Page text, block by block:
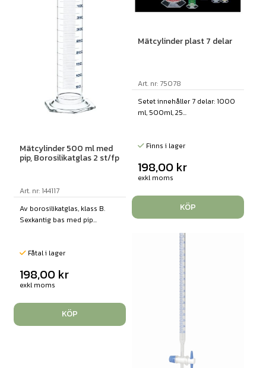
Mätcylinder 500 ml med
pip, Borosilikatglas 2 st/fp
Art. nr: 144117
Av borosilikatglas, klass B.
Sexkantig bas med pip...
Fåtal i lager
198,00 kr
exkl moms
KÖP
Mätcylinder plast 7 delar
Art. nr: 75078
Setet innehåller 7 delar: 1000
ml, 500ml, 25...
Finns i lager
198,00 kr
exkl moms
KÖP